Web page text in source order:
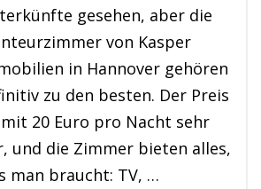
gesehen, aber die
von Kasper
in Hannover gehören
zu den besten. Der Preis
20 Euro pro Nacht sehr
und die Zimmer bieten alles,
man braucht: TV, …